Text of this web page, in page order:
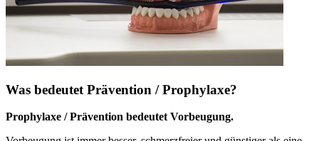
Was bedeutet Prävention / Prophylaxe?
Prophylaxe / Prävention bedeutet Vorbeugung.